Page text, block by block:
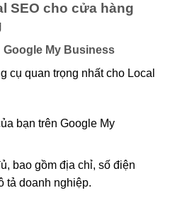
SEO cho cửa hàng
My Business
cụ quan trọng nhất cho Local
bạn trên Google My
bao gồm địa chỉ, số điện
tả doanh nghiệp.